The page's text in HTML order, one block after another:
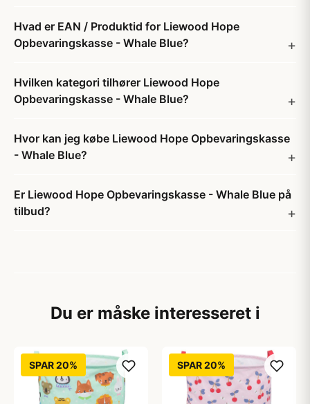
Hvad er EAN / Produktid for Liewood Hope
Opbevaringskasse - Whale Blue?
Hvilken kategori tilhører Liewood Hope
Opbevaringskasse - Whale Blue?
Hvor kan jeg købe Liewood Hope Opbevaringskasse
- Whale Blue?
Er Liewood Hope Opbevaringskasse - Whale Blue på
tilbud?
Du er måske interesseret i
SPAR 20% SPAR 20%